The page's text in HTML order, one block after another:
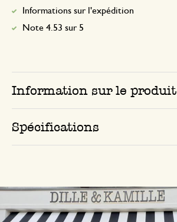
Informations sur l'expédition
Note 4.53 sur 5
Information sur le produit
Spécifications